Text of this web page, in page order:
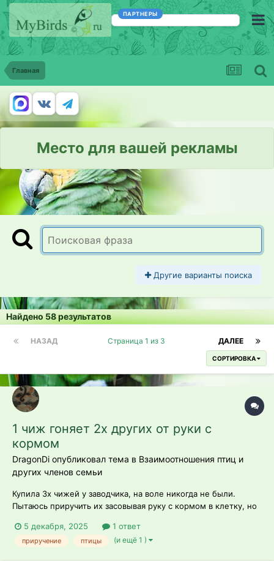
ПАРТНЕРЫ
Главная
Место для вашей рекламы
Другие варианты поиска
Найдено 58 результатов
НАЗАД ДАЛЕЕ
Страница 1 из 3
СОРТИРОВКА
1 чиж гоняет 2х других от руки с
кормом
DragonDi опубликовал тема в Взаимоотношения птиц и
других членов семьи
Купила 3х чижей у заводчика, на воле никогда не были.
Пытаюсь приручить их засовывая руку с кормом в клетку, но
близко. Не знаю как приучить к руке 2х других. Клетка
большая, рассадить их нет возможности, что делать?
5 декабря, 2025 1 ответ
приручение птицы (и ещё 1 )